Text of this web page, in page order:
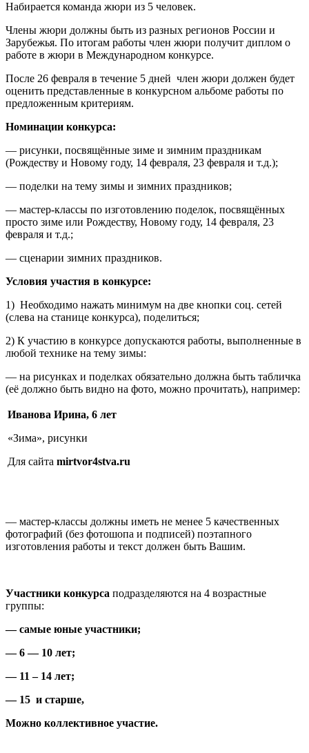
Набирается команда жюри из 5 человек.
Члены жюри должны быть из разных регионов России и
Зарубежья. По итогам работы член жюри получит диплом о
работе в жюри в Международном конкурсе.
После 26 февраля в течение 5 дней член жюри должен будет
оценить представленные в конкурсном альбоме работы по
предложенным критериям.
Номинации конкурса:
— рисунки, посвящённые зиме и зимним праздникам
(Рождеству и Новому году, 14 февраля, 23 февраля и т.д.);
— поделки на тему зимы и зимних праздников;
— мастер-классы по изготовлению поделок, посвящённых
просто зиме или Рождеству, Новому году, 14 февраля, 23
февраля и т.д.;
— сценарии зимних праздников.
Условия участия в конкурсе:
1) Необходимо нажать минимум на две кнопки соц. сетей
(слева на станице конкурса), поделиться;
2) К участию в конкурсе допускаются работы, выполненные в
любой технике на тему зимы:
— на рисунках и поделках обязательно должна быть табличка
(её должно быть видно на фото, можно прочитать), например:
Иванова Ирина, 6 лет
«Зима», рисунки
Для сайта mirtvor4stva.ru
— мастер-классы должны иметь не менее 5 качественных
фотографий (без фотошопа и подписей) поэтапного
изготовления работы и текст должен быть Вашим.
Участники конкурса подразделяются на 4 возрастные
группы:
— самые юные участники;
— 6 — 10 лет;
— 11 – 14 лет;
— 15 и старше,
Можно коллективное участие.